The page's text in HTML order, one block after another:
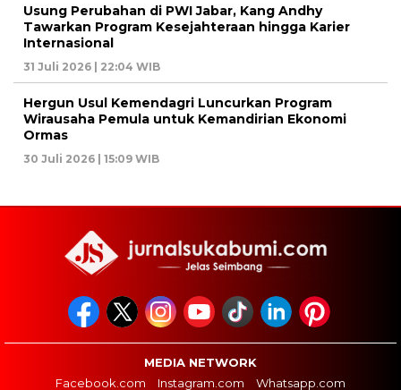
Usung Perubahan di PWI Jabar, Kang Andhy
Tawarkan Program Kesejahteraan hingga Karier
Internasional
31 Juli 2026 | 22:04 WIB
Hergun Usul Kemendagri Luncurkan Program
Wirausaha Pemula untuk Kemandirian Ekonomi
Ormas
30 Juli 2026 | 15:09 WIB
MEDIA NETWORK
Facebook.com
Instagram.com Whatsapp.com